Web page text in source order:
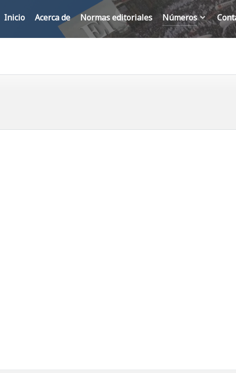
Inicio Acerca de Normas editoriales Números